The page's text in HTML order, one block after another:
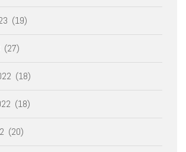
(19)
(27)
(18)
(18)
(20)